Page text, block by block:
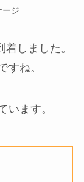
開封して